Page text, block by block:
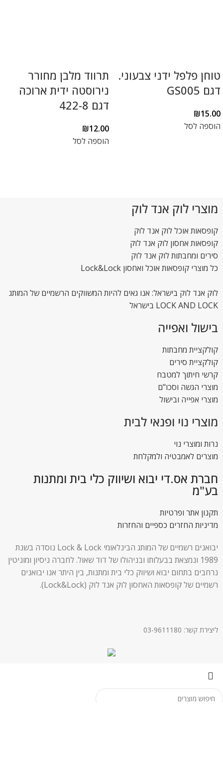
טוחן פלפל ידני צבעוני.
דגם GS005
₪15.00
הוספה לסל
תרווד מלבן מחורר
נירוסטה ידית ארוכה
דגם 422-8
₪12.00
הוספה לסל
מוצרי לוק אנד לוק
קופסאות אוכל לוק אנד לוק
קופסאות אחסון לוק אנד לוק
סירים ומחבתות לוק אנד לוק
כל מוצרי קופסאות אוכל ואחסון Lock&Lock
לוק אנד לוק בישראל: אנו גאים להיות המשווקים הרשמיים של המותג
LOCK AND LOCK בישראל
בישול ואפייה
קולקציית מחבתות
קולקציית סירים
קרשי חיתוך למטבח
מוצרי הגשה וסכו"ם
מוצרי אפייה ובישול
מוצרי נוי ופנאי לבית
נרות ומוצרי נוי
מוצרים לאמבטיה ולמקלחת
חברת אס.די יבוא ושיווק כלי בית ומתנות
בע"מ
תקנון אתר ופרטיות
מדיניות החזרים כספיים והחזרות
יבואנים רשמיים של המותג הבינלאומי Lock & Lock נוסדה בשנת
1989 ונמצאת בבעלותו ובניהולו של דוד שאול. לחברה ניסיון ומוניטין
נרחבים בתחום יבוא ושיווק כלי בית ומתנות, בין היתר אנו יבואנים
רשמיים של קופסאות האחסון לוק אנד לוק (Lock&Lock).
ליצירת קשר: 03-9611180